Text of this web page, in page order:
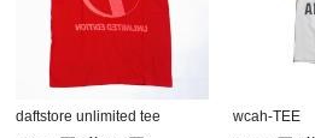
daftstore unlimited tee wcah-TEE